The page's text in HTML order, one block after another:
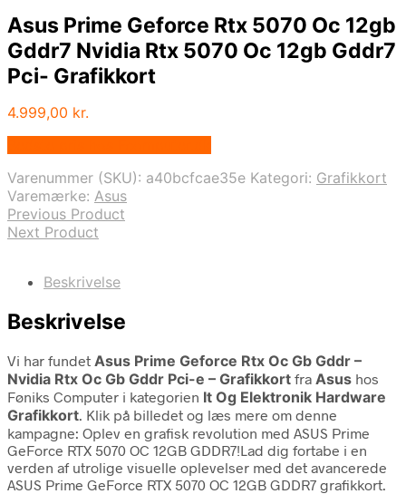
Asus Prime Geforce Rtx 5070 Oc 12gb
Gddr7 Nvidia Rtx 5070 Oc 12gb Gddr7
Pci- Grafikkort
4.999,00 kr.
Varenummer (SKU): a40bcfcae35e Kategori: Grafikkort
Varemærke: Asus
Previous Product
Next Product
Beskrivelse
Beskrivelse
Vi har fundet Asus Prime Geforce Rtx Oc Gb Gddr –
Nvidia Rtx Oc Gb Gddr Pci-e – Grafikkort fra Asus hos
Føniks Computer i kategorien It Og Elektronik Hardware
Grafikkort. Klik på billedet og læs mere om denne
kampagne: Oplev en grafisk revolution med ASUS Prime
GeForce RTX 5070 OC 12GB GDDR7!Lad dig fortabe i en
verden af utrolige visuelle oplevelser med det avancerede
ASUS Prime GeForce RTX 5070 OC 12GB GDDR7 grafikkort.